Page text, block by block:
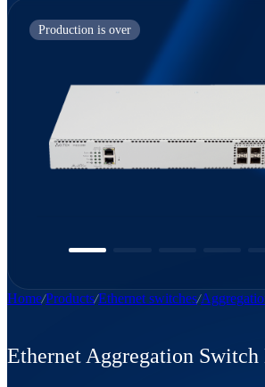
Home Products Ethernet switches
Ethernet Aggregation Switch
Support is provided